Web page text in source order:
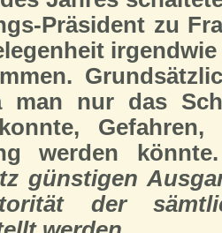
Präsident zu
man nur das
werden
günstigen
der